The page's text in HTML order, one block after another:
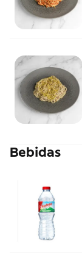
Bebidas